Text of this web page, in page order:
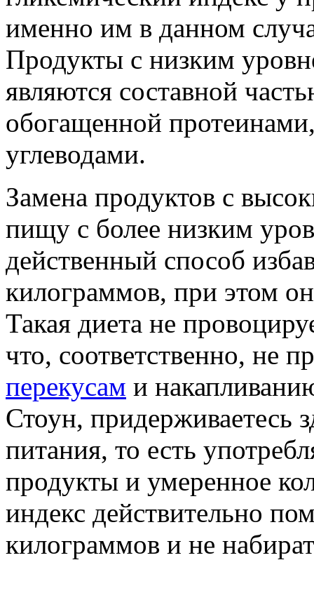
именно им в данном
Продукты с низким
являются составной
обогащенной
углеводами.
Замена продуктов с
пищу с более низким
действенный способ
килограммов, при этом
Такая диета не
что, соответственно, не
перекусам и
Стоун, придерживаетесь
питания, то есть
продукты и умеренное
индекс действительно
килограммов и не